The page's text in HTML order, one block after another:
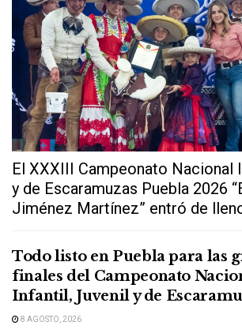
El XXXIII Campeonato Nacional
y de Escaramuzas Puebla 2026
Jiménez Martínez” entró de
Todo listo en Puebla para las
finales del Campeonato
Infantil, Juvenil y de
8 AGOSTO, 2026